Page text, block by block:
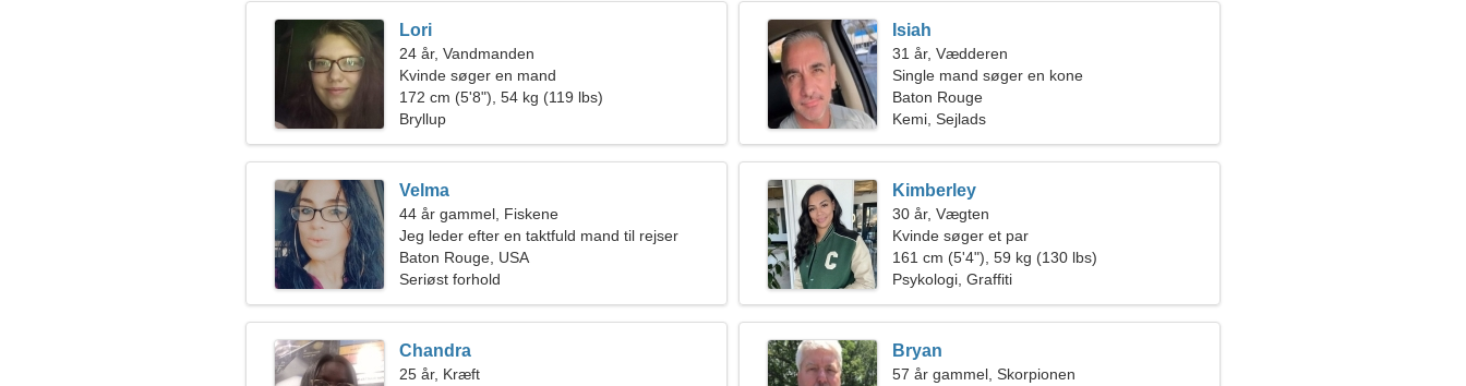
Lori
24 år, Vandmanden
Kvinde søger en mand
172 cm (5'8"), 54 kg (119 lbs)
Bryllup
Isiah
31 år, Vædderen
Single mand søger en kone
Baton Rouge
Kemi, Sejlads
Velma
44 år gammel, Fiskene
Jeg leder efter en taktfuld mand til rejser
Baton Rouge, USA
Seriøst forhold
Kimberley
30 år, Vægten
Kvinde søger et par
161 cm (5'4"), 59 kg (130 lbs)
Psykologi, Graffiti
Chandra
25 år, Kræft
Bryan
57 år gammel, Skorpionen